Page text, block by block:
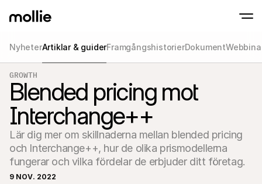
Tap to Pay on iPhone
Accept contactless payments right on
Learn more
Online payments
Accept and manage
payments
devices
Checkout
Offer a checkout
conversion
Recurring
NyheterArtiklar & guiderFramgångshistorierDokument
GROWTH
Blended pricing mot
Interchange++
Lär dig mer om skillnaderna mellan blended pricing
och Interchange++, hur de olika prismodellerna
fungerar och vilka fördelar de erbjuder ditt företag.
9 NOV. 2022